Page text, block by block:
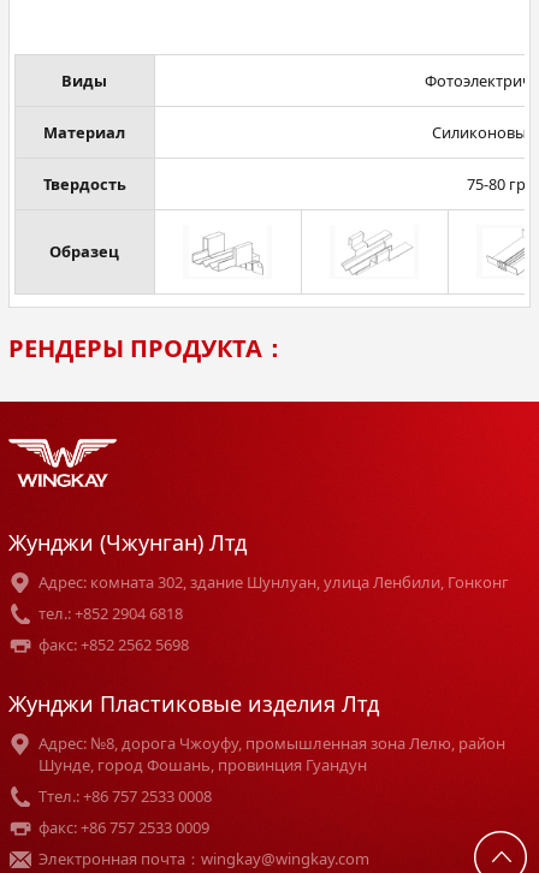
Виды
Материал Силиконовый
Твердость 75-80
Образец
РЕНДЕРЫ ПРОДУКТА：
Жунджи (Чжунган) Лтд
Адрес: комната 302, здание Шунлуан, улица Ленбили, Гонконг
тел.: +852 2904 6818
факс: +852 2562 5698
Жунджи Пластиковые изделия Лтд
Адрес: №8, дорога Чжоуфу, промышленная зона Лелю, район
Шунде, город Фошань, провинция Гуандун
Tтел.: +86 757 2533 0008
факс: +86 757 2533 0009
Электронная почта：wingkay@wingkay.com